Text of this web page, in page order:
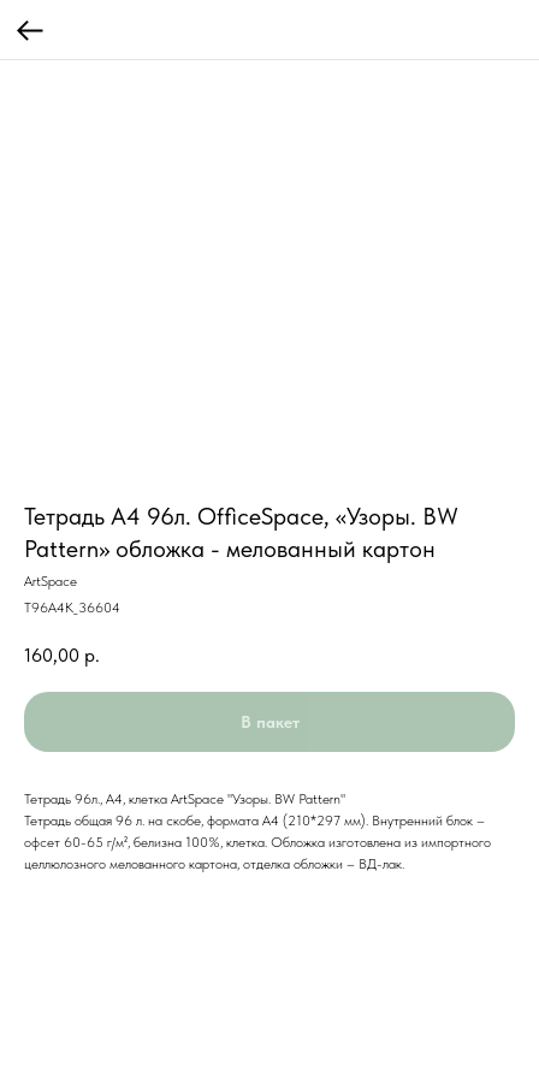
Тетрадь А4 96л. OfficeSpace, «Узоры. BW
Pattern» обложка - мелованный картон
ArtSpace
Т96А4К_36604
160,00 р.
В пакет
Тетрадь 96л., А4, клетка ArtSpace "Узоры. BW Pattern"
Тетрадь общая 96 л. на скобе, формата А4 (210*297 мм). Внутренний блок –
офсет 60-65 г/м², белизна 100%, клетка. Обложка изготовлена из импортного
целлюлозного мелованного картона, отделка обложки – ВД-лак.